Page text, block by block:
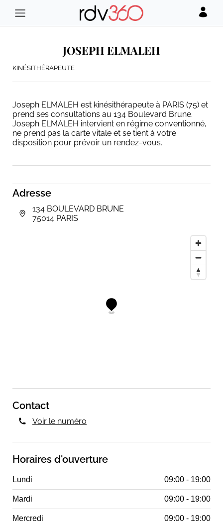
Adresse
134 BOULEVARD BRUNE
75014 PARIS
Contact
Voir le numéro
Horaires d'ouverture
Lundi 09:00 - 19:00
Mardi 09:00 - 19:00
Mercredi 09:00 - 19:00
JOSEPH ELMALEH
KINÉSITHÉRAPEUTE
Joseph ELMALEH est kinésithérapeute à PARIS (75) et
prend ses consultations au 134 Boulevard Brune.
Joseph ELMALEH intervient en régime conventionné,
ne prend pas la carte vitale et se tient à votre
disposition pour prévoir un rendez-vous.